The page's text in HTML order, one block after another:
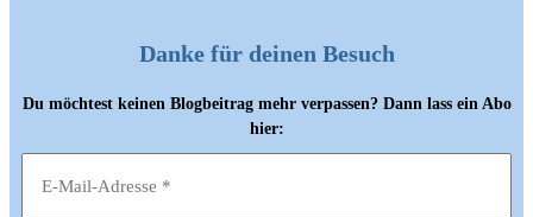
Danke für deinen Besuch
Du möchtest keinen Blogbeitrag mehr verpassen? Dann lass ein Abo
hier: